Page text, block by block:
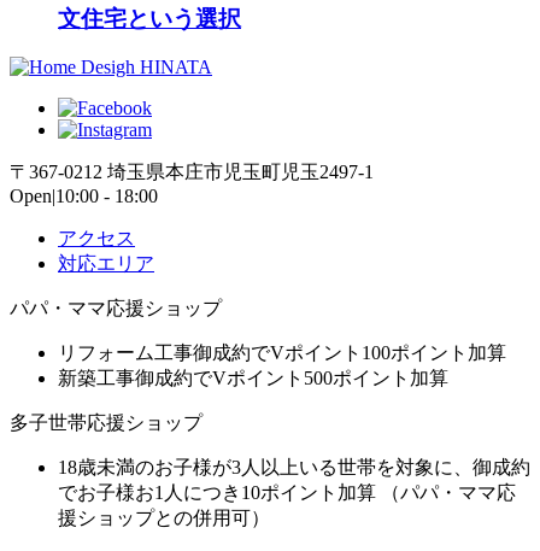
文住宅という選択
〒367-0212 埼玉県本庄市児玉町児玉2497-1
Open|10:00 - 18:00
アクセス
対応エリア
パパ・ママ応援ショップ
リフォーム工事御成約でVポイント100ポイント加算
新築工事御成約でVポイント500ポイント加算
多子世帯応援ショップ
18歳未満のお子様が3人以上いる世帯を対象に、御成約
でお子様お1人につき10ポイント加算 （パパ・ママ応
援ショップとの併用可）